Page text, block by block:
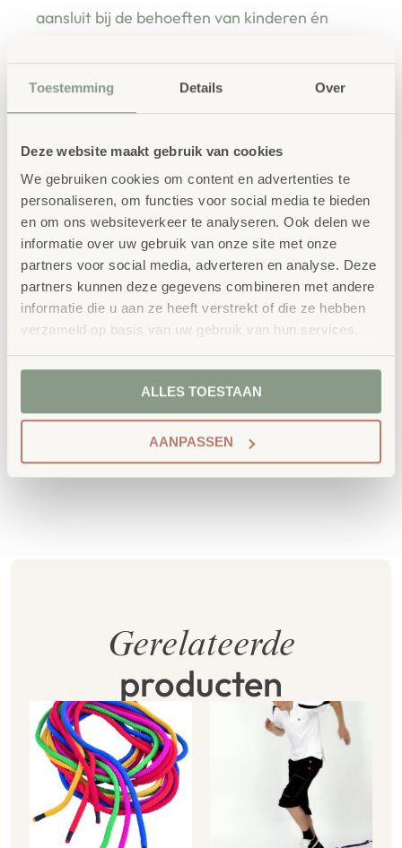
Toestemming Details Over
Deze website maakt gebruik van cookies
We gebruiken cookies om content en advertenties te
personaliseren, om functies voor social media te bieden
en om ons websiteverkeer te analyseren. Ook delen we
informatie over uw gebruik van onze site met onze
partners voor social media, adverteren en analyse. Deze
partners kunnen deze gegevens combineren met andere
informatie die u aan ze heeft verstrekt of die ze hebben
verzameld op basis van uw gebruik van hun services.
ALLES TOESTAAN
AANPASSEN
aansluit bij de behoeften van kinderen én
Waarom School Concept?
en onze ervaring
Kwaliteit: al ons school- en
kinderopvangmeubilair is uitvoerig getest en
voldoet aan GS- en TÜV-keuringen
Duurzaamheid: wij werken met circulaire
producten, waaronder onzeOneWood-lijnvan
100% FSC-gecertificeerd Scandinavisch hout.
Daarnaast zelfs voorzien van het
milieukeurmerkEU-Ecolabel.
Extra informatie
SKU 772473
Gerelateerde
producten